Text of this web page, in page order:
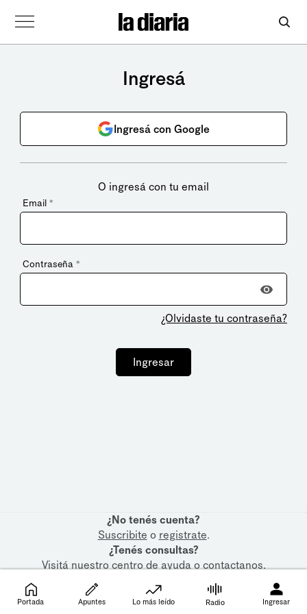
Ingresá
Ingresá con Google
O ingresá con tu email
Email *
Contraseña *
¿Olvidaste tu contraseña?
Ingresar
¿No tenés cuenta?
Suscribite o registrate.
¿Tenés consultas?
Visitá nuestrocentro de ayudaocontactanos.
Portada Apuntes Lo más leído Radio Ingresar